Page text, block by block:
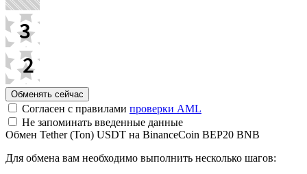
Согласен с правилами проверки AML
Не запоминать введенные данные
Обмен Tether (Ton) USDT на BinanceCoin BEP20 BNB
Для обмена вам необходимо выполнить несколько шагов: